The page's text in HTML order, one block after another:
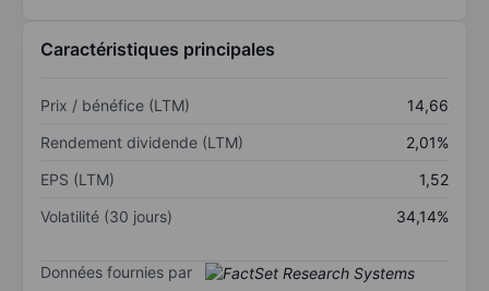
Caractéristiques principales
Prix / bénéfice (LTM)
14,66
Rendement dividende (LTM)
2,01%
EPS (LTM)
1,52
Volatilité (30 jours)
34,14%
Données fournies par